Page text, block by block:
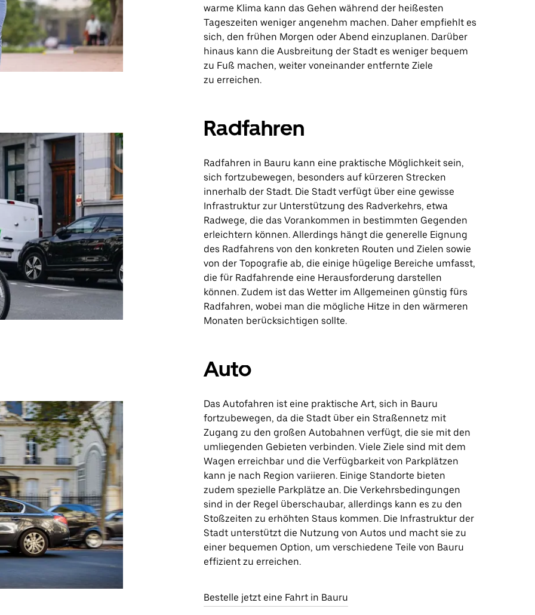
warme Klima kann das Gehen während der heißesten
Tageszeiten weniger angenehm machen. Daher empfiehlt es
sich, den frühen Morgen oder Abend einzuplanen. Darüber
hinaus kann die Ausbreitung der Stadt es weniger bequem
zu Fuß machen, weiter voneinander entfernte Ziele
zu erreichen.
Radfahren
Radfahren in Bauru kann eine praktische Möglichkeit sein,
sich fortzubewegen, besonders auf kürzeren Strecken
innerhalb der Stadt. Die Stadt verfügt über eine gewisse
Infrastruktur zur Unterstützung des Radverkehrs, etwa
Radwege, die das Vorankommen in bestimmten Gegenden
erleichtern können. Allerdings hängt die generelle Eignung
des Radfahrens von den konkreten Routen und Zielen sowie
von der Topografie ab, die einige hügelige Bereiche umfasst,
die für Radfahrende eine Herausforderung darstellen
können. Zudem ist das Wetter im Allgemeinen günstig fürs
Radfahren, wobei man die mögliche Hitze in den wärmeren
Monaten berücksichtigen sollte.
Auto
Das Autofahren ist eine praktische Art, sich in Bauru
fortzubewegen, da die Stadt über ein Straßennetz mit
Zugang zu den großen Autobahnen verfügt, die sie mit den
umliegenden Gebieten verbinden. Viele Ziele sind mit dem
Wagen erreichbar und die Verfügbarkeit von Parkplätzen
kann je nach Region variieren. Einige Standorte bieten
zudem spezielle Parkplätze an. Die Verkehrsbedingungen
sind in der Regel überschaubar, allerdings kann es zu den
Stoßzeiten zu erhöhten Staus kommen. Die Infrastruktur der
Stadt unterstützt die Nutzung von Autos und macht sie zu
einer bequemen Option, um verschiedene Teile von Bauru
effizient zu erreichen.
Bestelle jetzt eine Fahrt in Bauru